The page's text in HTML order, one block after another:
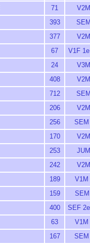
71
393
377
67 V1F
24
408
712
206
256
170
253
242
189 V1M
159
400 SEF
63 V1M
167